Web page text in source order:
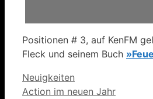
Positionen # 3, auf KenFM
Fleck und seinem Buch
Kategorien
Neuigkeiten
Action im neuen Jahr